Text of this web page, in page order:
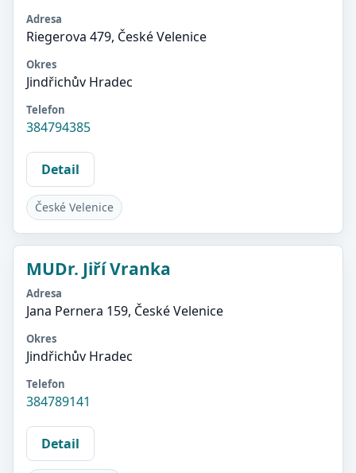
Adresa
Riegerova 479, České Velenice
Okres
Jindřichův Hradec
Telefon
384794385
Detail
České Velenice
MUDr. Jiří Vranka
Adresa
Jana Pernera 159, České Velenice
Okres
Jindřichův Hradec
Telefon
384789141
Detail